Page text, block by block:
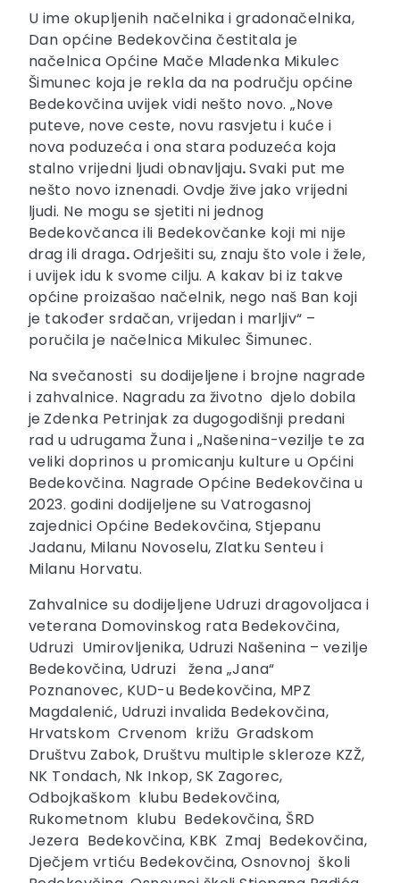
U ime okupljenih načelnika i gradonačelnika,
Dan općine Bedekovčina čestitala je
načelnica Općine Mače Mladenka Mikulec
Šimunec koja je rekla da na području općine
Bedekovčina uvijek vidi nešto novo. „Nove
puteve, nove ceste, novu rasvjetu i kuće i
nova poduzeća i ona stara poduzeća koja
stalno vrijedni ljudi obnavljaju.Svaki put me
nešto novo iznenadi. Ovdje žive jako vrijedni
ljudi. Ne mogu se sjetiti ni jednog
Bedekovčanca ili Bedekovčanke koji mi nije
drag ili draga.Odrješiti su, znaju što vole i žele,
i uvijek idu k svome cilju. A kakav bi iz takve
općine proizašao načelnik, nego naš Ban koji
je također srdačan, vrijedan i marljiv“ –
poručila je načelnica Mikulec Šimunec.
Na svečanosti su dodijeljene i brojne nagrade
i zahvalnice. Nagradu za životno djelo dobila
je Zdenka Petrinjak za dugogodišnji predani
rad u udrugama Žuna i „Našenina-vezilje te za
veliki doprinos u promicanju kulture u Općini
Bedekovčina. Nagrade Općine Bedekovčina u
2023. godini dodijeljene su Vatrogasnoj
zajednici Općine Bedekovčina, Stjepanu
Jadanu, Milanu Novoselu, Zlatku Senteu i
Milanu Horvatu.
Zahvalnice su dodijeljene Udruzi dragovoljaca i
veterana Domovinskog rata Bedekovčina,
Udruzi Umirovljenika, Udruzi Našenina – vezilje
Bedekovčina, Udruzi žena „Jana“
Poznanovec, KUD-u Bedekovčina, MPZ
Magdalenić, Udruzi invalida Bedekovčina,
Hrvatskom Crvenom križu Gradskom
Društvu Zabok, Društvu multiple skleroze KZŽ,
NK Tondach, Nk Inkop, SK Zagorec,
Odbojkaškom klubu Bedekovčina,
Rukometnom klubu Bedekovčina, ŠRD
Jezera Bedekovčina, KBK Zmaj Bedekovčina,
Dječjem vrtiću Bedekovčina, Osnovnoj školi